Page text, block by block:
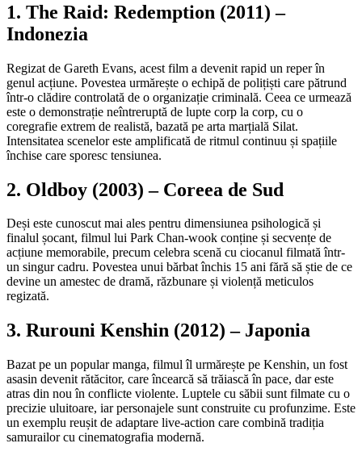
1. The Raid: Redemption (2011) –
Indonezia
Regizat de Gareth Evans, acest film a devenit rapid un reper în
genul acțiune. Povestea urmărește o echipă de polițiști care pătrund
într-o clădire controlată de o organizație criminală. Ceea ce urmează
este o demonstrație neîntreruptă de lupte corp la corp, cu o
coregrafie extrem de realistă, bazată pe arta marțială Silat.
Intensitatea scenelor este amplificată de ritmul continuu și spațiile
închise care sporesc tensiunea.
2. Oldboy (2003) – Coreea de Sud
Deși este cunoscut mai ales pentru dimensiunea psihologică și
finalul șocant, filmul lui Park Chan-wook conține și secvențe de
acțiune memorabile, precum celebra scenă cu ciocanul filmată într-
un singur cadru. Povestea unui bărbat închis 15 ani fără să știe de ce
devine un amestec de dramă, răzbunare și violență meticulos
regizată.
3. Rurouni Kenshin (2012) – Japonia
Bazat pe un popular manga, filmul îl urmărește pe Kenshin, un fost
asasin devenit rătăcitor, care încearcă să trăiască în pace, dar este
atras din nou în conflicte violente. Luptele cu săbii sunt filmate cu o
precizie uluitoare, iar personajele sunt construite cu profunzime. Este
un exemplu reușit de adaptare live-action care combină tradiția
samurailor cu cinematografia modernă.